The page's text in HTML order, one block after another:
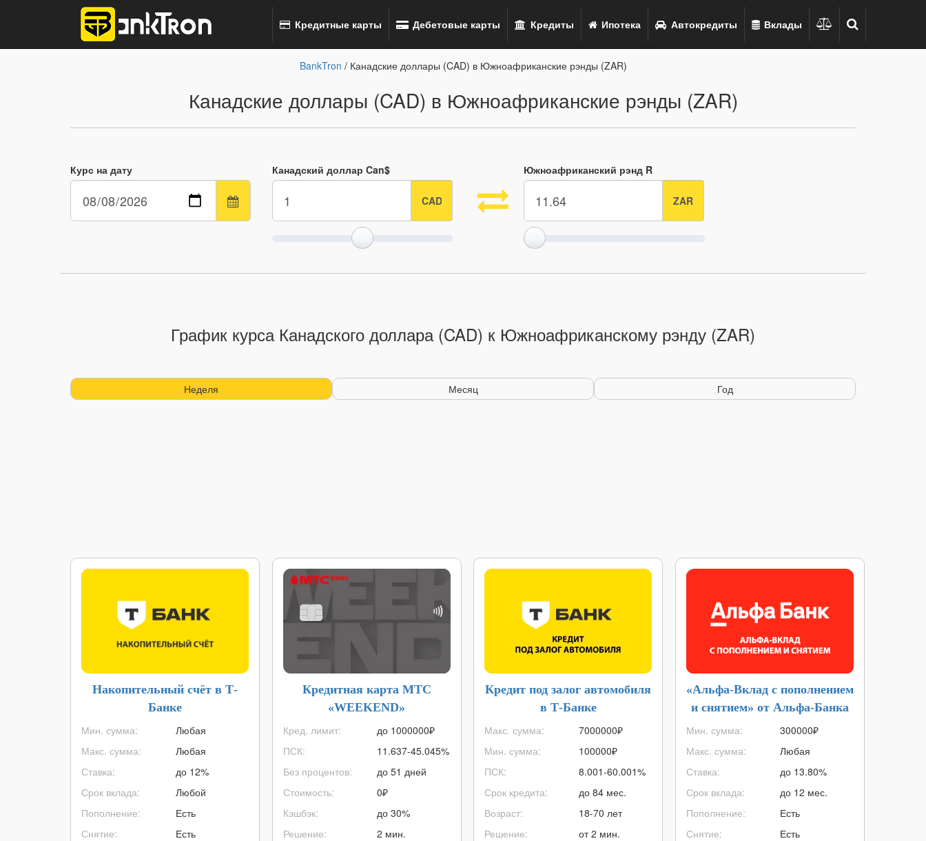
Кредитные карты Дебетовые карты Кредиты Ипотека Автокредиты Вклады
BankTron / Канадские доллары (CAD) в Южноафриканские рэнды (ZAR)
Канадские доллары (CAD) в Южноафриканские рэнды (ZAR)
Курс на дату Канадский доллар Can$ Южноафриканский рэнд R
График курса Канадского доллара (CAD) к Южноафриканскому рэнду (ZAR)
Неделя Месяц Год
Накопительный счёт в Т-
Банке
Мин. сумма:
Макс. сумма:
Ставка:
Срок вклада:
Пополнение:
Снятие:
Любая
Любая
до 12%
Любой
Есть
Есть
Кредитная карта МТС
«WEEKEND»
Кред. лимит:
ПСК:
Без процентов:
Стоимость:
Кэшбэк:
Решение:
до 1000000₽
11.637-45.045%
до 51 дней
0₽
до 30%
2 мин.
Кредит под залог автомобиля
в Т-Банке
Макс. сумма:
Мин. сумма:
ПСК:
Срок кредита:
Возраст:
Решение:
7000000₽
100000₽
8.001-60.001%
до 84 мес.
18-70 лет
от 2 мин.
«Альфа-Вклад с пополнением
и снятием» от Альфа-Банка
Мин. сумма:
Макс. сумма:
Ставка:
Срок вклада:
Пополнение:
Снятие:
300000₽
Любая
до 13.80%
до 12 мес.
Есть
Есть